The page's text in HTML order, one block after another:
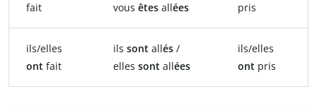
fait
vous êtes allées
pris
ils/elles
ont fait
ils sont allés /
elles sont allées
ils/elles
ont pris